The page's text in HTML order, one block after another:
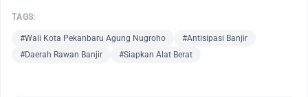
TAGS:
#Wali Kota Pekanbaru Agung Nugroho
#Antisipasi Banjir
#Daerah Rawan Banjir
#Siapkan Alat Berat